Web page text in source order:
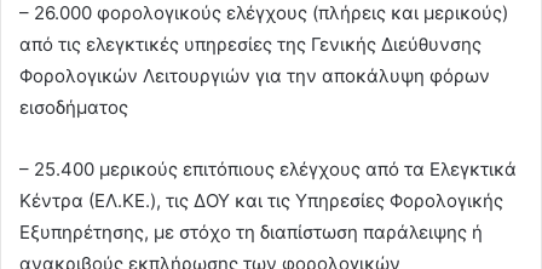
– 26.000 φορολογικούς ελέγχους (πλήρεις και μερικούς)
από τις ελεγκτικές υπηρεσίες της Γενικής Διεύθυνσης
Φορολογικών Λειτουργιών για την αποκάλυψη φόρων
εισοδήματος
– 25.400 μερικούς επιτόπιους ελέγχους από τα Ελεγκτικά
Κέντρα (ΕΛ.ΚΕ.), τις ΔΟΥ και τις Υπηρεσίες Φορολογικής
Εξυπηρέτησης, με στόχο τη διαπίστωση παράλειψης ή
ανακριβούς εκπλήρωσης των φορολογικών